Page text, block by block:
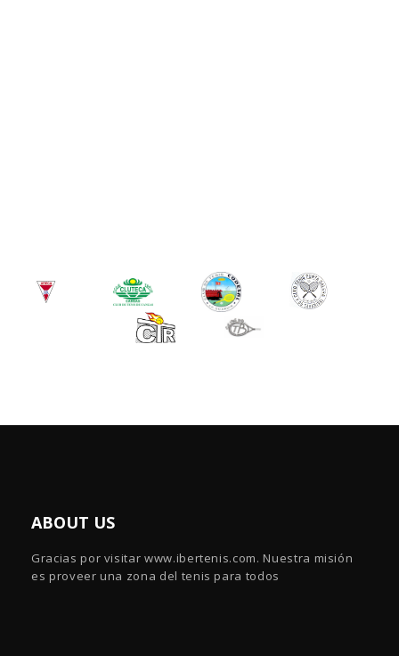
ABOUT US
Gracias por visitar www.ibertenis.com. Nuestra misión
es proveer una zona del tenis para todos